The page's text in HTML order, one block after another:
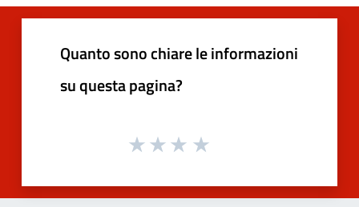
Quanto sono chiare le informazioni
su questa pagina?